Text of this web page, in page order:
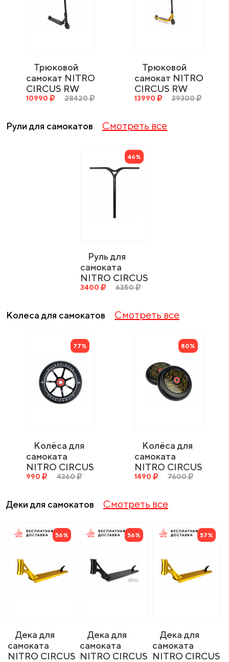
Трюковой
самокат NITRO
CIRCUS RW
540 - Satin
Black
10990 28420
Трюковой
самокат NITRO
CIRCUS RW
Signature
Gloss Bla
13990 39300
Рули для самокатов Смотреть все
46%
Руль для
самоката
NITRO CIRCUS
RW Handlebar -
635x635
3400 6350
Колеса для самокатов Смотреть все
77%
Колёса для
самоката
NITRO CIRCUS
RW Wheels -
990 4360
80%
Колёса для
самоката
NITRO CIRCUS
RW Signature
120 - Pair
1490 7600
Деки для самокатов Смотреть все
56%
Дека для
самоката
NITRO CIRCUS
56%
Дека для
самоката
NITRO CIRCUS
57%
Дека для
самоката
NITRO CIRCUS